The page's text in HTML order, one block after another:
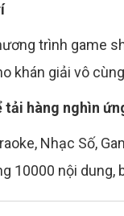
trình game
khán giải vô
tải hàng nghìn
Nhạc Số,
10000 nội